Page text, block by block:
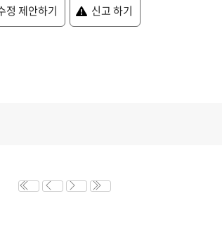
정 제안하기 신고 하기